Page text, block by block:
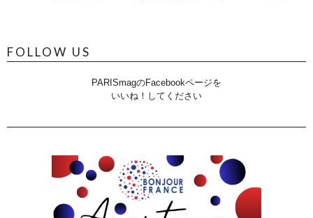
FOLLOW US
PARISmagのFacebookページを
いいね！してください